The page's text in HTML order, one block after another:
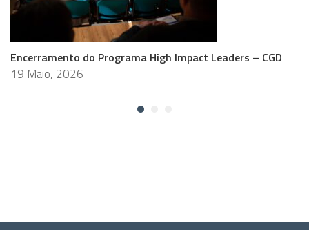
Encerramento do Programa High Impact Leaders – CGD
19 Maio, 2026